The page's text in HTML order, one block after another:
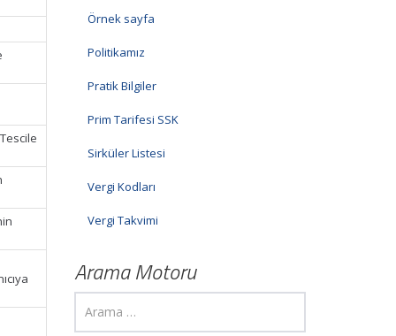
Örnek sayfa
Politikamız
Pratik Bilgiler
Prim Tarifesi SSK
Sirküler Listesi
Vergi Kodları
Vergi Takvimi
Arama Motoru